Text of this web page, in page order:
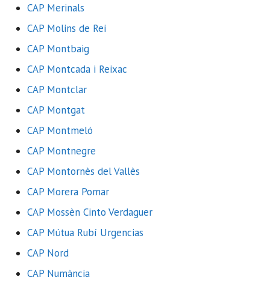
CAP Merinals
CAP Molins de Rei
CAP Montbaig
CAP Montcada i Reixac
CAP Montclar
CAP Montgat
CAP Montmeló
CAP Montnegre
CAP Montornès del Vallès
CAP Morera Pomar
CAP Mossèn Cinto Verdaguer
CAP Mútua Rubí Urgencias
CAP Nord
CAP Numància